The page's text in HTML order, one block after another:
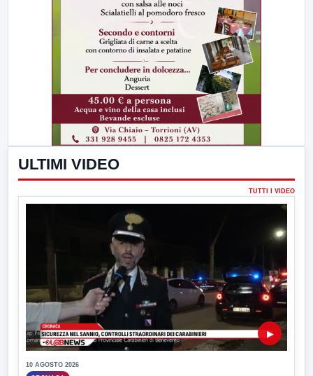
ULTIMI VIDEO
TUTTI I VIDEO
▶
10 AGOSTO 2026